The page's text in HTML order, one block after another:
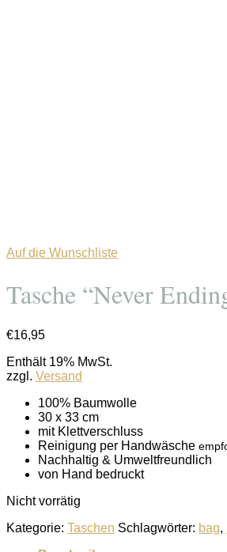
Auf die Wunschliste
Tasche “Never
€16,95
Enthält 19% MwSt.
zzgl. Versand
100% Baumwolle
30 x 33 cm
mit Klettverschluss
Reinigung per Handwäsche
Nachhaltig & Umweltfreundlich
von Hand bedruckt
Nicht vorrätig
Kategorie: Taschen Schlagwörter: bag,